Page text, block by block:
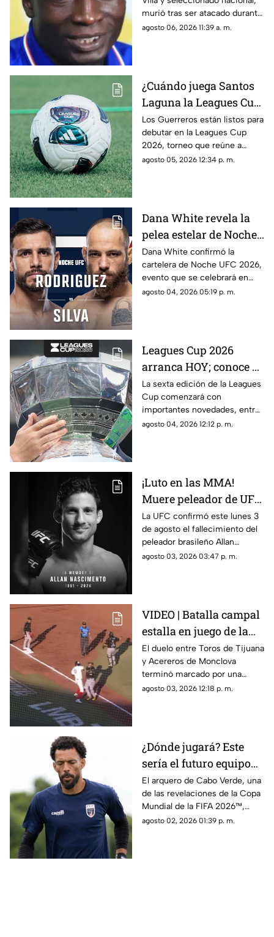
celular
murió tras ser atacado durante
un presunto asalto.
agosto 06, 2026 11:39 a. m.
¿Cuándo juega Santos
Laguna la Leagues Cup
2026, a qué hora y
contra quiénes?
Los Guerreros están listos para
debutar en la Leagues Cup
2026, torneo que reúne a
clubes de la Liga MX y la MLS.
agosto 05, 2026 12:34 p. m.
Dana White revela la
pelea estelar de Noche
UFC 2026; conoce la
cartelera completa
Dana White confirmó la
cartelera de Noche UFC 2026,
evento que se celebrará en
septiembre en Glendale,
agosto 04, 2026 05:19 p. m.
Leagues Cup 2026
arranca HOY; conoce el
nuevo formato,
partidos y horarios
La sexta edición de la Leagues
Cup comenzará con
importantes novedades, entre
ellas partidos disputados por
agosto 04, 2026 12:12 p. m.
¡Luto en las MMA!
Muere peleador de UFC
tras sufrir infarto
mientras dormía
La UFC confirmó este lunes 3
de agosto el fallecimiento del
peleador brasileño Allan
Nascimento, de la división de
agosto 03, 2026 03:47 p. m.
VIDEO | Batalla campal
estalla en juego de la
LMB; Danry Vásquez
recibe fuerte castigo
El duelo entre Toros de Tijuana
y Acereros de Monclova
terminó marcado por una
violenta bronca luego de que el
agosto 03, 2026 12:18 p. m.
¿Dónde jugará? Este
sería el futuro equipo
de Vozinha, portero de
Cabo Verde
El arquero de Cabo Verde, una
de las revelaciones de la Copa
Mundial de la FIFA 2026™,
tendría definido su futuro.
agosto 02, 2026 01:39 p. m.